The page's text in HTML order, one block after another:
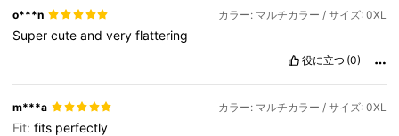
o***n カラー: マルチカラー / サイズ: 0XL
Supercuteandveryflattering
役に立つ (0)
m***a カラー: マルチカラー / サイズ: 0XL
Fit:fits perfectly